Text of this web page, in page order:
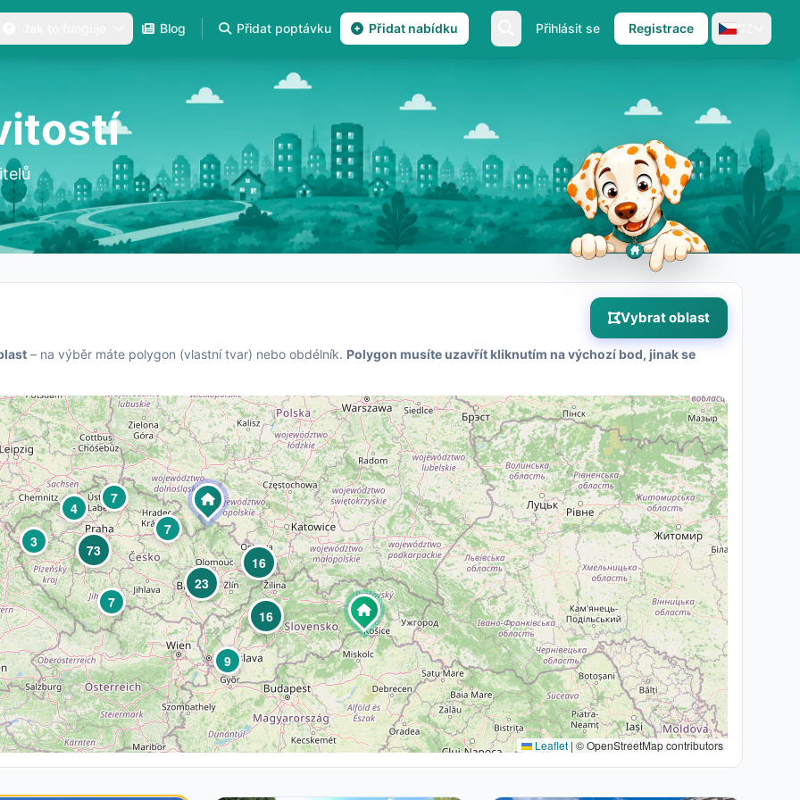
Blog Přidat poptávku Přidat nabídku Přihlásit se Registrace
Vybrat oblast
– na výběr máte polygon (vlastní tvar) nebo obdélník. Polygon musíte uzavřít kliknutím na výchozí bod, jinak se
16
9
23
16
3
4
7
7
7
73
Leaflet | © OpenStreetMap contributors